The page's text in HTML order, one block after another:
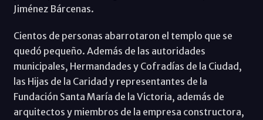
Jiménez Bárcenas.
Cientos de personas abarrotaron el templo que se
quedó pequeño. Además de las autoridades
municipales, Hermandades y Cofradías de la Ciudad,
las Hijas de la Caridad y representantes de la
Fundación Santa María de la Victoria, además de
arquitectos y miembros de la empresa constructora,